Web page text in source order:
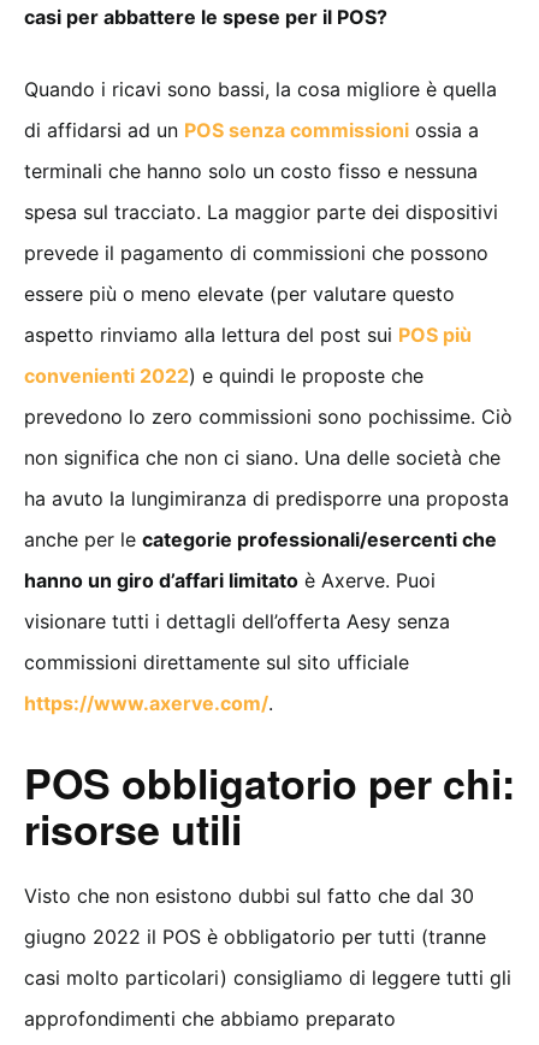
casi per abbattere le spese per il POS?
Quando i ricavi sono bassi, la cosa migliore è quella
di affidarsi ad un POS senza commissioni ossia a
terminali che hanno solo un costo fisso e nessuna
spesa sul tracciato. La maggior parte dei dispositivi
prevede il pagamento di commissioni che possono
essere più o meno elevate (per valutare questo
aspetto rinviamo alla lettura del post sui POS più
convenienti 2022) e quindi le proposte che
prevedono lo zero commissioni sono pochissime. Ciò
non significa che non ci siano. Una delle società che
ha avuto la lungimiranza di predisporre una proposta
anche per le categorie professionali/esercenti che
hanno un giro d’affari limitato è Axerve. Puoi
visionare tutti i dettagli dell’offerta Aesy senza
commissioni direttamente sul sito ufficiale
https://www.axerve.com/.
POS obbligatorio per chi:
risorse utili
Visto che non esistono dubbi sul fatto che dal 30
giugno 2022 il POS è obbligatorio per tutti (tranne
casi molto particolari) consigliamo di leggere tutti gli
approfondimenti che abbiamo preparato